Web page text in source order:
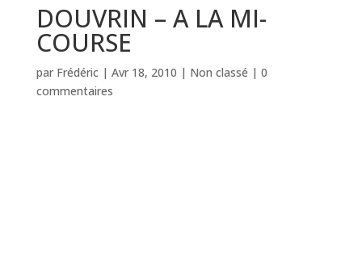
DOUVRIN – A LA MI-
COURSE
par Frédéric| Avr 18, 2010 | Non classé | 0
commentaires